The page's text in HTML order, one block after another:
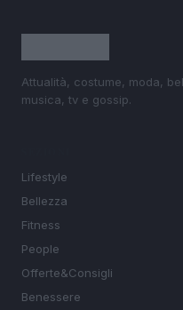
Attualità, costume, moda,
musica, tv e gossip.
Lifestyle
Bellezza
Fitness
People
Offerte&Consigli
Benessere